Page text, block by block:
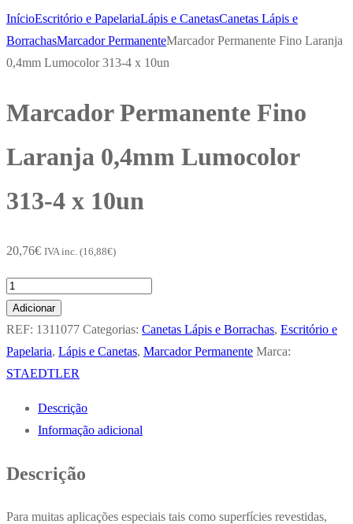
InícioEscritório e PapelariaLápis e CanetasCanetas Lápis e
BorrachasMarcador PermanenteMarcador Permanente Fino Laranja
0,4mm Lumocolor 313-4 x 10un
Marcador Permanente Fino
Laranja 0,4mm Lumocolor
313-4 x 10un
20,76€ IVA inc. (16,88€)
Quantidade
de
Marcador
Permanente
Fino
0,4mm
Lumocolor
4
Adicionar
REF: 1311077 Categorias: Canetas Lápis e Borrachas, Escritório e
Papelaria, Lápis e Canetas, Marcador Permanente Marca:
STAEDTLER
Descrição
Informação adicional
Descrição
Para muitas aplicações especiais tais como superfícies revestidas,